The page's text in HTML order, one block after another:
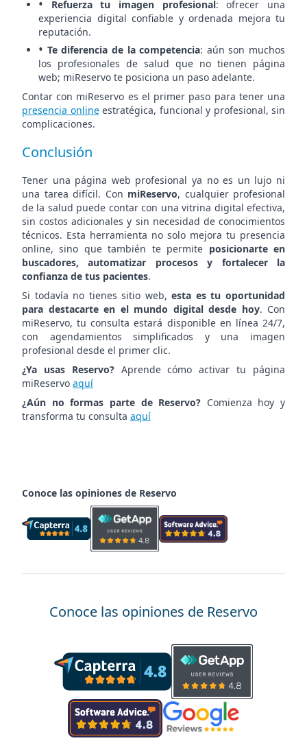
• Refuerza tu imagen profesional: ofrecer una
experiencia digital confiable y ordenada mejora tu
reputación.
• Te diferencia de la competencia: aún son muchos
los profesionales de salud que no tienen página
web; miReservo te posiciona un paso adelante.
Contar con miReservo es el primer paso para tener una
presencia onlineestratégica, funcional y profesional, sin
complicaciones.
Conclusión
Tener una página web profesional ya no es un lujo ni
una tarea difícil. Con miReservo, cualquier profesional
de la salud puede contar con una vitrina digital efectiva,
sin costos adicionales y sin necesidad de conocimientos
técnicos. Esta herramienta no solo mejora tu presencia
online, sino que también te permite posicionarte en
buscadores, automatizar procesos y fortalecer la
confianza de tus pacientes.
Si todavía no tienes sitio web,esta es tu oportunidad
para destacarte en el mundo digital desde hoy. Con
miReservo, tu consulta estará disponible en línea 24/7,
con agendamientos simplificados y una imagen
profesional desde el primer clic.
¿Ya usas Reservo?Aprende cómo activar tu página
miReservo aquí
¿Aún no formas parte de Reservo? Comienza hoy y
transforma tu consulta aquí
Conoce las opiniones de Reservo
Conoce las opiniones de Reservo